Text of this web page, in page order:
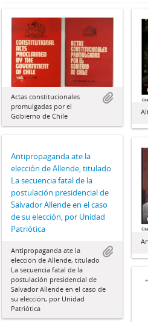
Actas constitucionales
promulgadas por el
Gobierno de Chile
Antipropaganda ate la
elección de Allende, titulado
La secuencia fatal de la
postulación presidencial de
Salvador Allende en el caso
de su elección, por Unidad
Patriótica
Antipropaganda ate la
elección de Allende, titulado
La secuencia fatal de la
postulación presidencial de
Salvador Allende en el caso de
su elección, por Unidad
Patriótica